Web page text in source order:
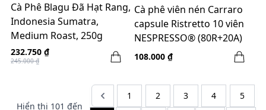
Cà Phê Blagu Đã Hạt Rang,
Indonesia Sumatra,
Medium Roast, 250g
232.750 ₫
245.000 ₫
Cà phê viên nén Carraro
capsule Ristretto 10 viên
NESPRESSO® (80R+20A)
108.000 ₫
Hiển thị 101 đến
1 2 3 4
5